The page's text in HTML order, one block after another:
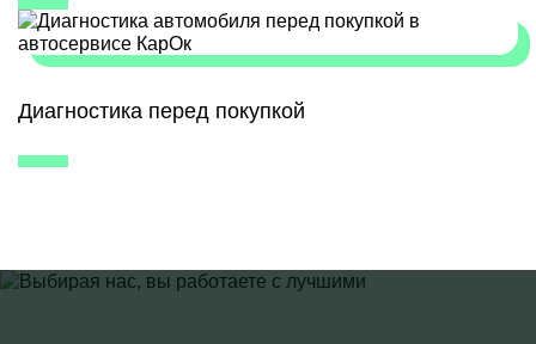
Диагностика перед покупкой